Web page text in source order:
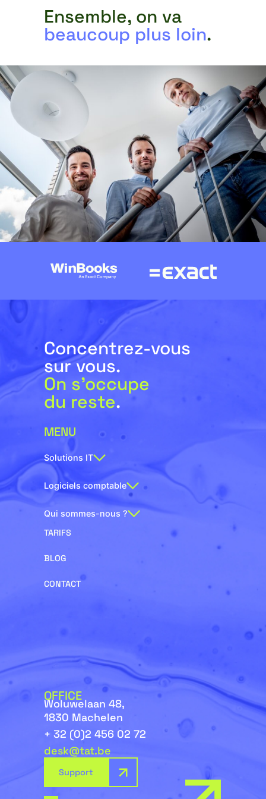
Ensemble, on va
beaucoup plus loin.
Concentrez-vous
sur vous.
On s’occupe
du reste.
MENU
Solutions IT
Logiciels comptable
Qui sommes-nous ?
TARIFS
BLOG
CONTACT
OFFICE
Woluwelaan 48,
1830 Machelen
+ 32 (0)2 456 02 72
desk@tat.be
Support